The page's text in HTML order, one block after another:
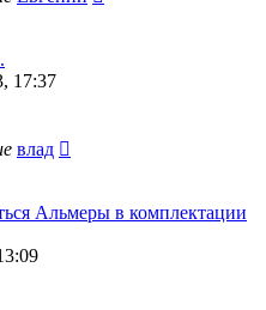
17:37
влад
Альмеры в комплектации